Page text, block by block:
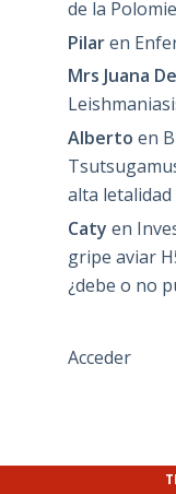
de la
Pilaren
Mrs Juana
Alberto en
alta letalidad
Caty en
gripe aviar
¿debe o no
Acceder